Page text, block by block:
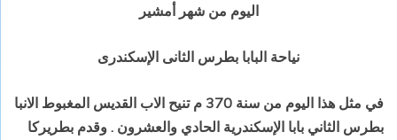
اليوم من شهر أمشير
نياحة البابا بطرس الثانى الإسكندرى
في مثل هذا اليوم من سنة 370 م تنيح الاب القديس المغبوط الانبا
بطرس الثاني بابا الإسكندرية الحادي والعشرون . وقدم بطريركا